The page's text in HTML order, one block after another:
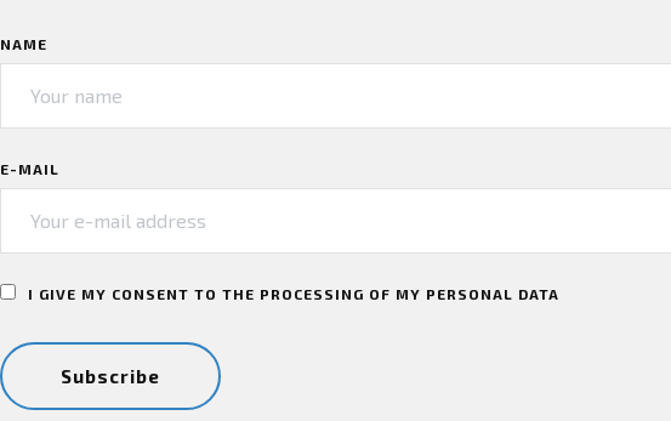
NAME
E-MAIL
I GIVE MY CONSENT TO THE PROCESSING OF MY PERSONAL DATA